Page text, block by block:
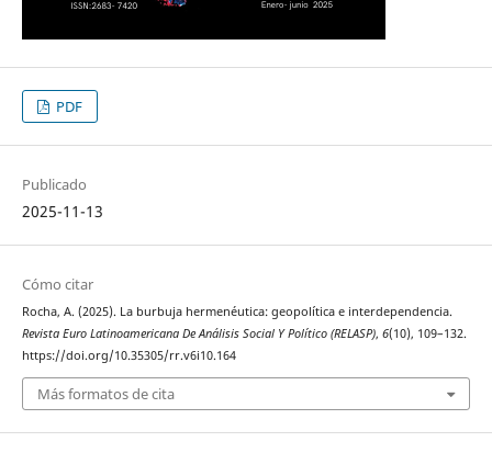
PDF
Publicado
2025-11-13
Cómo citar
Rocha, A. (2025). La burbuja hermenéutica: geopolítica e interdependencia.
Revista Euro Latinoamericana De Análisis Social Y Político (RELASP), 6(10), 109–132.
https://doi.org/10.35305/rr.v6i10.164
Más formatos de cita